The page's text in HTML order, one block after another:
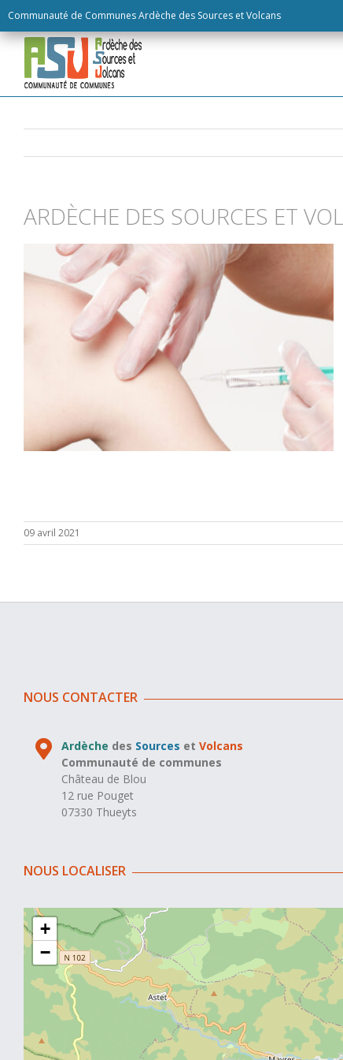
Communauté de Communes Ardèche des Sources et Volcans
to
content
ARDÈCHE DES SOURCES ET
09 avril 2021
NOUS CONTACTER
Ardèche des Sources etVolcans
Communauté de communes
Château de Blou
12 rue Pouget
07330 Thueyts
NOUS LOCALISER
+
−